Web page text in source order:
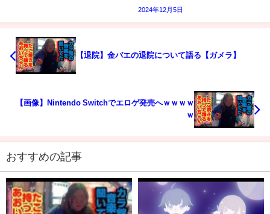
2024年12月5日
【退院】金バエの退院について語る【ガメラ】
【画像】Nintendo Switchでエロゲ発売へｗｗｗｗ
ｗ
おすすめの記事